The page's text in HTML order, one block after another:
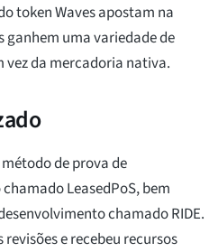
token Waves apostam na
ganhem uma variedade de
da mercadoria nativa.
de prova de
LeasedPoS, bem
chamado RIDE.
e recebeu recursos